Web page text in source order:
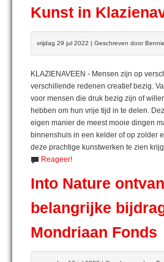
Kunst in
vrijdag 29 jul 2022 | Geschreven door
KLAZIENAVEEN - Mensen zijn op
verschillende redenen creatief bezig.
voor mensen die druk bezig zijn of
hebben om hun vrije tijd in te delen.
eigen manier de meest mooie dingen
binnenshuis in een kelder of op zolder
deze prachtige kunstwerken te zien
Reageer!
Into Nature
belangrijke
Mondriaan Fonds